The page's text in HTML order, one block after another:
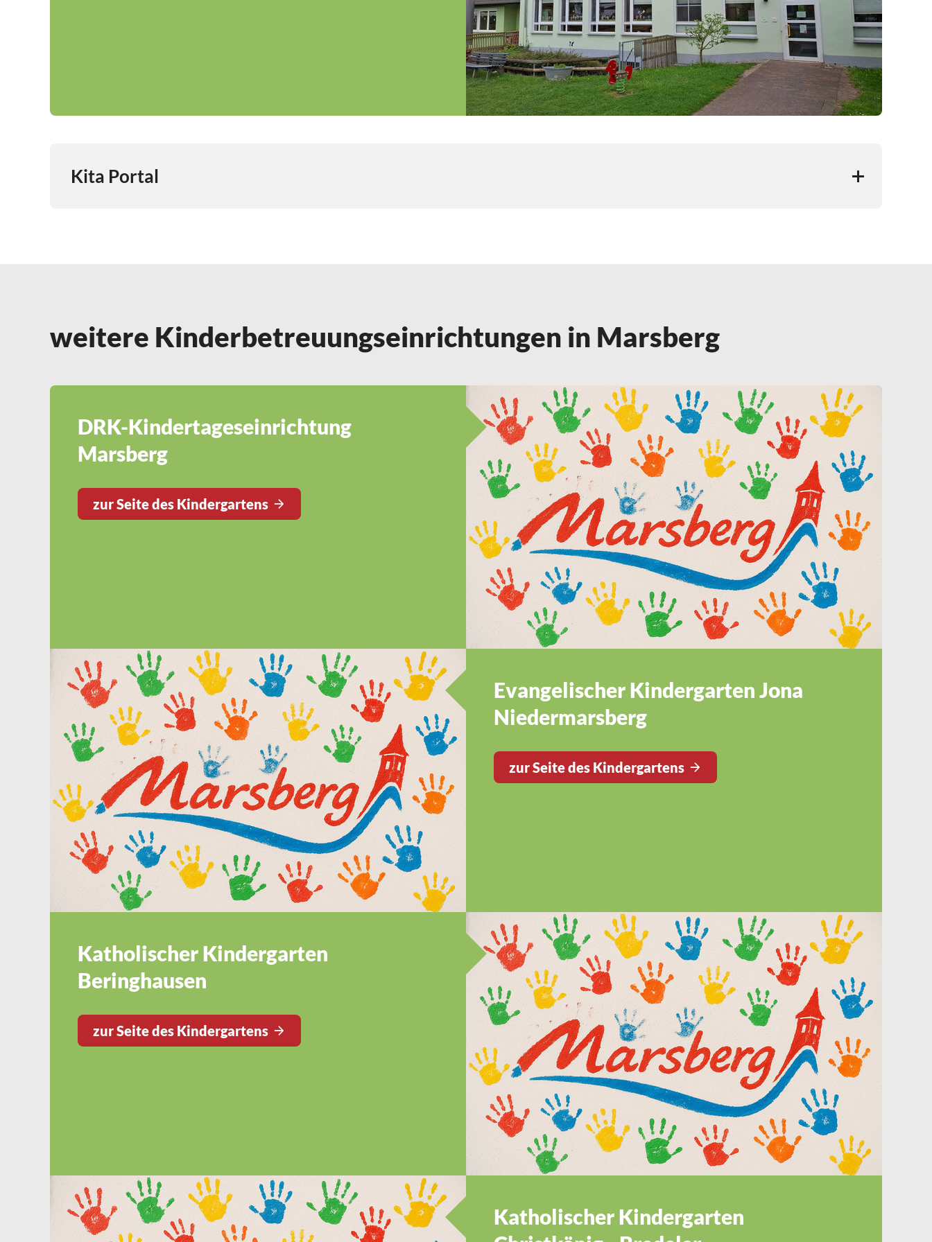
Kita Portal
weitere Kinderbetreuungseinrichtungen in Marsberg
DRK-Kindertageseinrichtung
Marsberg
zur Seite des Kindergartens
Evangelischer Kindergarten Jona
Niedermarsberg
zur Seite des Kindergartens
Katholischer Kindergarten
Beringhausen
zur Seite des Kindergartens
Katholischer Kindergarten